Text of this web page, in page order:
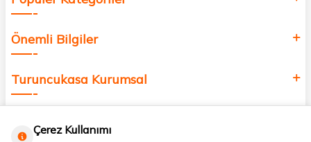
Önemli Bilgiler
Turuncukasa Kurumsal
Çerez Kullanımı